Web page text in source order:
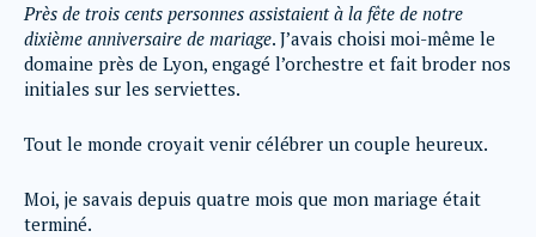
Près de trois cents personnes assistaient à la fête de notre
dixième anniversaire de mariage. J’avais choisi moi-même le
domaine près de Lyon, engagé l’orchestre et fait broder nos
initiales sur les serviettes.
Tout le monde croyait venir célébrer un couple heureux.
Moi, je savais depuis quatre mois que mon mariage était
terminé.